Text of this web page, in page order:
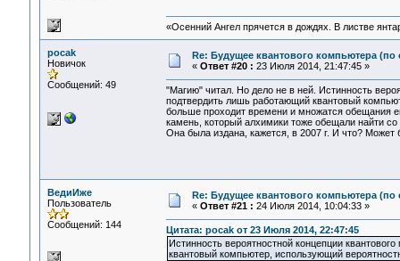
«Осенний Ангел прячется в дождях. В листве
pocak
Новичок
Сообщений: 49
Re: Будущее квантового компьютера (по
« Ответ #20 : 23 Июля 2014, 21:47:45 »
"Магию" читал. Но дело не в ней. Истинность
подтвердить лишь работающий квантовый
больше проходит времени и множатся обещания
камень, который алхимики тоже обещали найти
Она была издана, кажется, в 2007 г. И что?
ВедиИже
Пользователь
Сообщений: 144
Re: Будущее квантового компьютера (по
« Ответ #21 : 24 Июля 2014, 10:04:33 »
Цитата: pocak от 23 Июля 2014, 22:47:45
Истинность вероятностной концепции
квантовый компьютер, использующий